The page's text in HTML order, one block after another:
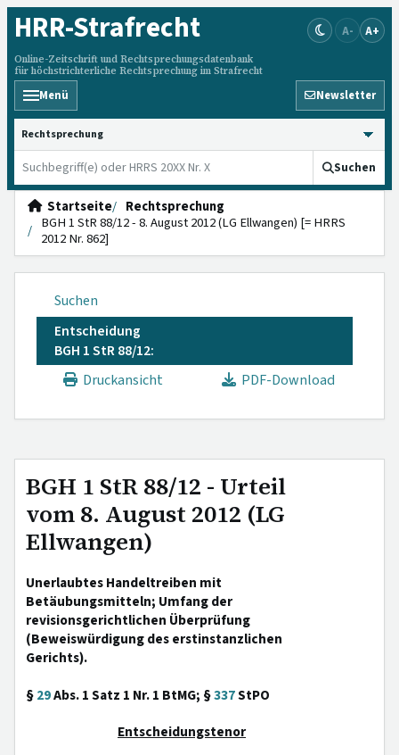
HRR-Strafrecht
Online-Zeitschrift und Rechtsprechungsdatenbank
für höchstrichterliche Rechtsprechung im Strafrecht
A- A+
Menü Newsletter
HRRS durchsuchen
Suchen
Startseite
Rechtsprechung
BGH 1 StR 88/12 - 8. August 2012 (LG Ellwangen) [= HRRS
2012 Nr. 862]
Suchen
Entscheidung
BGH 1 StR 88/12:
Druckansicht
PDF-Download
BGH 1 StR 88/12 - Urteil
vom 8. August 2012 (LG
Ellwangen)
Unerlaubtes Handeltreiben mit
Betäubungsmitteln; Umfang der
revisionsgerichtlichen Überprüfung
(Beweiswürdigung des erstinstanzlichen
Gerichts).
§29Abs. 1 Satz 1 Nr. 1 BtMG; §337StPO
Entscheidungstenor